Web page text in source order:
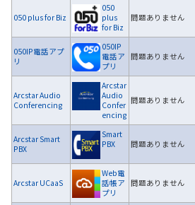
OCN サービス一覧
050 plus for Biz
050
plus
for Biz
問題ありません
050IP電話アプ
リ
050IP
電話ア
プリ
問題ありません
Arcstar Audio
Conferencing
Arcstar
Audio
Confer
encing
問題ありません
Arcstar Smart
PBX
Smart
PBX
問題ありません
Arcstar UCaaS
Web電
話帳ア
プリ
問題ありません